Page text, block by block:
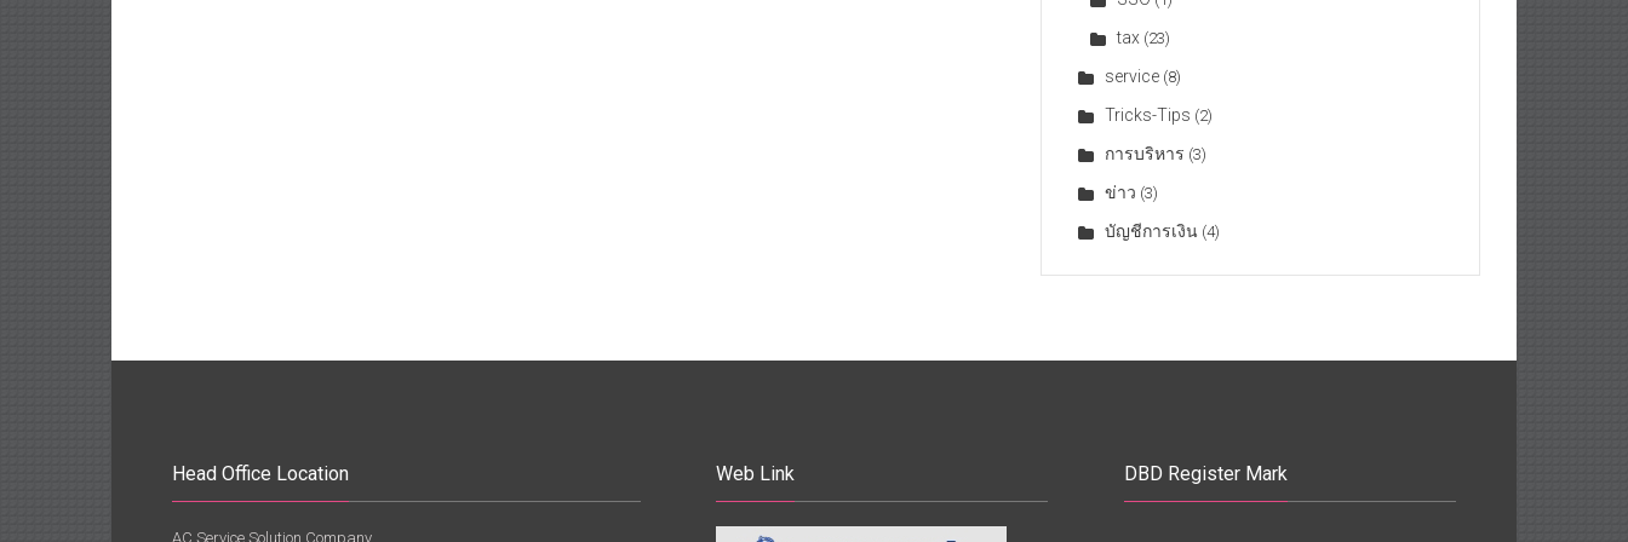
tax (23)
service (8)
Tricks-Tips (2)
การบริหาร (3)
ข่าว (3)
บัญชีการเงิน (4)
Head Office Location
AC Service Solution Company
Web Link DBD Register Mark